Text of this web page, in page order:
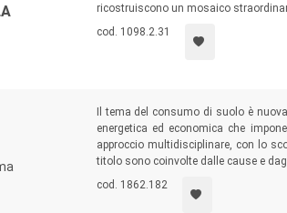
ricostruiscono un mosaico
cod. 1098.2.31
Il tema del consumo di suolo è
energetica ed economica che
approccio multidisciplinare, con lo
titolo sono coinvolte dalle cause e
cod. 1862.182